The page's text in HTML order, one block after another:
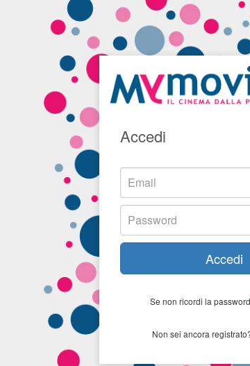
Accedi
Accedi
Se non ricordi la
Non sei ancora